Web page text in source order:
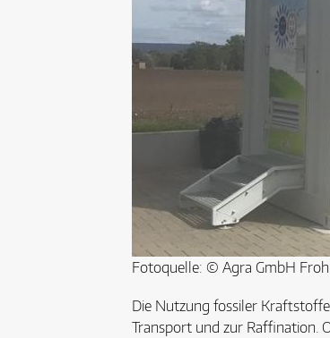
Fotoquelle: © Agra GmbH
Die Nutzung fossiler
Transport und zur Raffination.